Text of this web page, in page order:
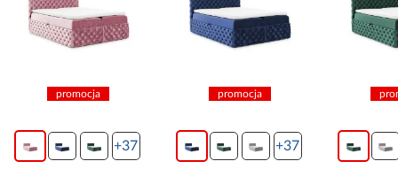
promocja
+37
promocja
+37